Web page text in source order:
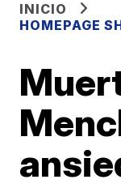
INICIO
HOMEPAGE